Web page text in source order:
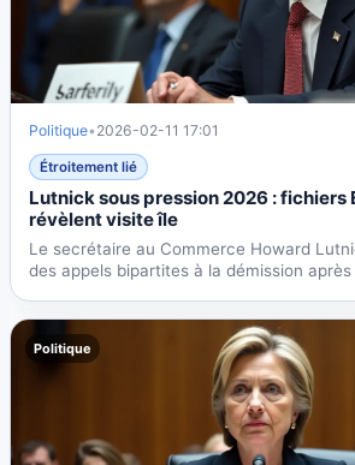
Politique• 2026-02-11 17:01
Étroitement lié
Lutnick sous pression 2026 : fichiers
révèlent visite île
Le secrétaire au Commerce Howard
des appels bipartites à la démission
Politique